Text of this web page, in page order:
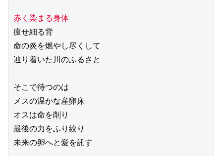
赤く染まる身体
痩せ細る背
命の炎を燃やし尽くして
辿り着いた川のふるさと
そこで待つのは
メスの温かな産卵床
オスは命を削り
最後の力をふり絞り
未来の卵へと愛を託す